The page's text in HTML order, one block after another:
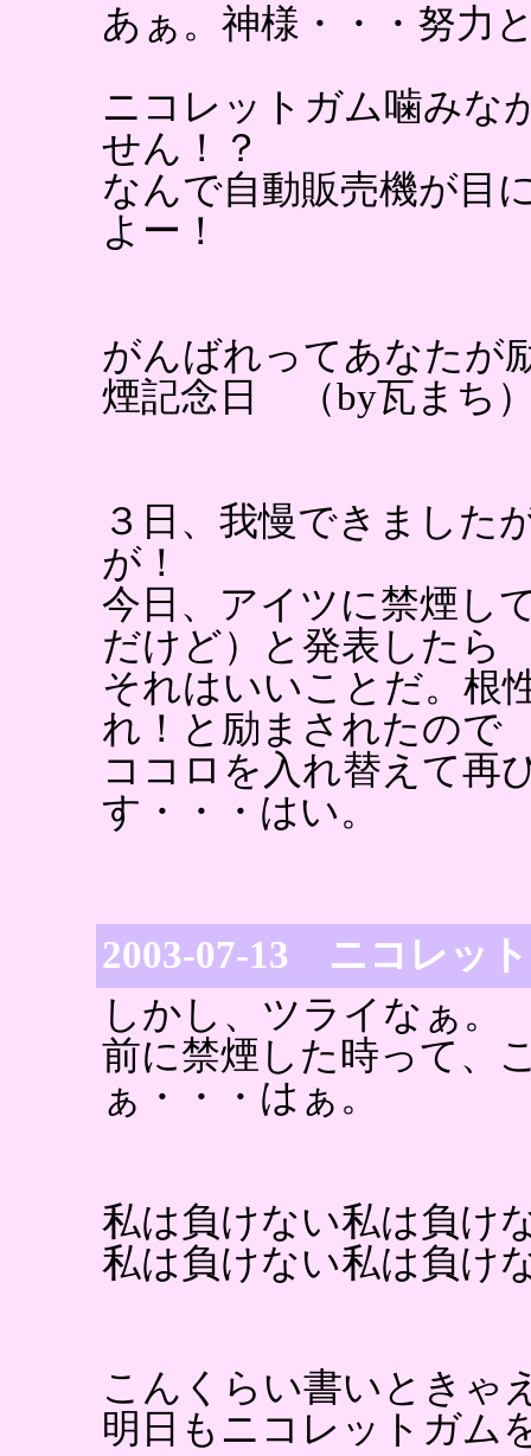
あぁ。神様・・・努力
ニコレットガム噛みな
せん！？
なんで自動販売機が目
よー！
がんばれってあなたが
煙記念日 （by瓦まち
３日、我慢できました
が！
今日、アイツに禁煙し
だけど）と発表したら
それはいいことだ。根
れ！と励まされたので
ココロを入れ替えて再
す・・・はい。
2003-07-13 ニコレッ
しかし、ツライなぁ。
前に禁煙した時って、
ぁ・・・はぁ。
私は負けない私は負け
私は負けない私は負け
こんくらい書いときゃ
明日もニコレットガム